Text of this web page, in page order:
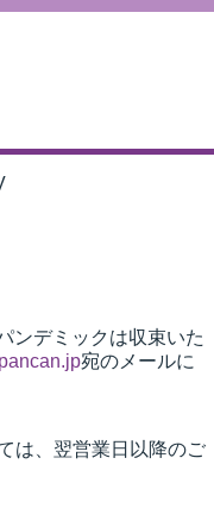
ンデミックは収束いた
宛のメールに
は、翌営業日以降のご